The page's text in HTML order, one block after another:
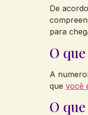
De
para
O
A
que você
O